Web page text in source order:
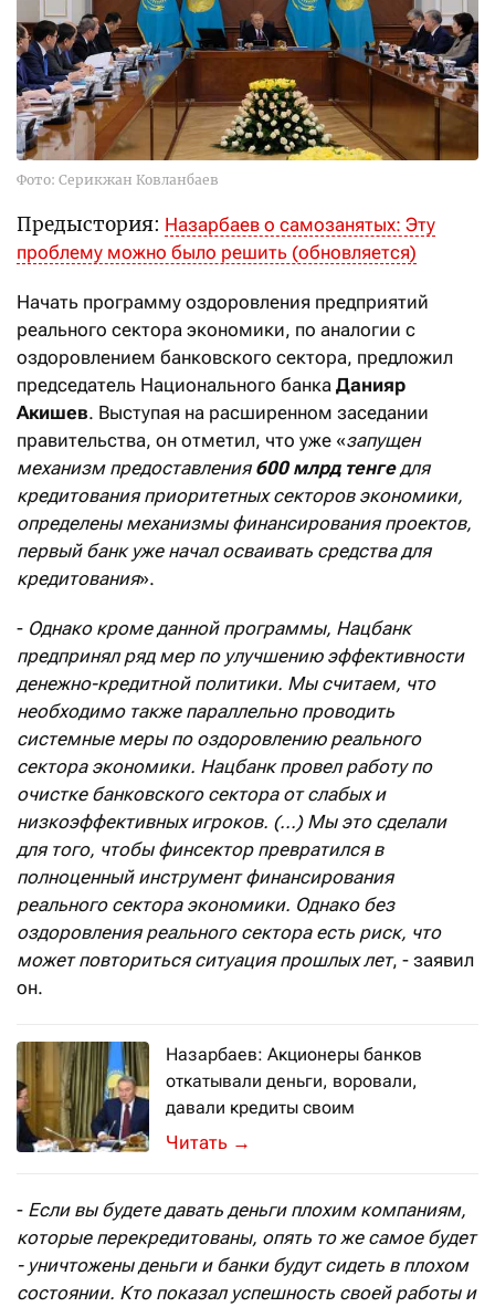
Фото: Серикжан Ковланбаев
Предыстория: Назарбаев о самозанятых: Эту
проблему можно было решить (обновляется)
Начать программу оздоровления предприятий
реального сектора экономики, по аналогии с
оздоровлением банковского сектора, предложил
председатель Национального банка Данияр
Акишев. Выступая на расширенном заседании
правительства, он отметил, что уже «запущен
механизм предоставления600 млрд тенгедля
кредитования приоритетных секторов экономики,
определены механизмы финансирования проектов,
первый банк уже начал осваивать средства для
кредитования».
- Однако кроме данной программы, Нацбанк
предпринял ряд мер по улучшению эффективности
денежно-кредитной политики. Мы считаем, что
необходимо также параллельно проводить
системные меры по оздоровлению реального
сектора экономики. Нацбанк провел работу по
очистке банковского сектора от слабых и
низкоэффективных игроков. (...) Мы это сделали
для того, чтобы финсектор превратился в
полноценный инструмент финансирования
реального сектора экономики. Однако без
оздоровления реального сектора есть риск, что
может повториться ситуация прошлых лет, - заявил
он.
Назарбаев: Акционеры банков
откатывали деньги, воровали,
давали кредиты своим
О чём с глазу на глаз говорили
→
- Если вы будете давать деньги плохим компаниям,
которые перекредитованы, опять то же самое будет
- уничтожены деньги и банки будут сидеть в плохом
состоянии. Кто показал успешность своей работы и